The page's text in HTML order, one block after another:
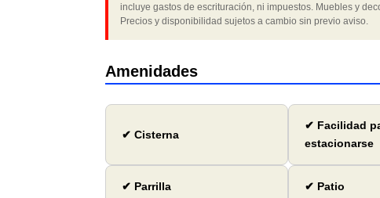
incluye gastos de escrituración, ni impuestos. Muebles y
Precios y disponibilidad sujetos a cambio sin previo aviso.
Amenidades
✔ Cisterna
✔ Facilidad
estacionarse
✔ Parrilla ✔ Patio